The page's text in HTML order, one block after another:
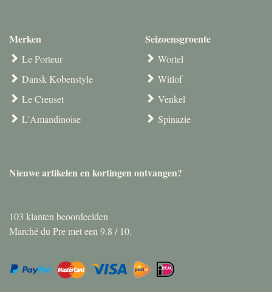
Merken
Le Porteur
Dansk Kobenstyle
Le Creuset
L'Amandinoise
Seizoensgroente
Wortel
Witlof
Venkel
Spinazie
Nieuwe artikelen en kortingen ontvangen?
103 klanten beoordeelden
Marché du Pre met een 9.8 / 10.